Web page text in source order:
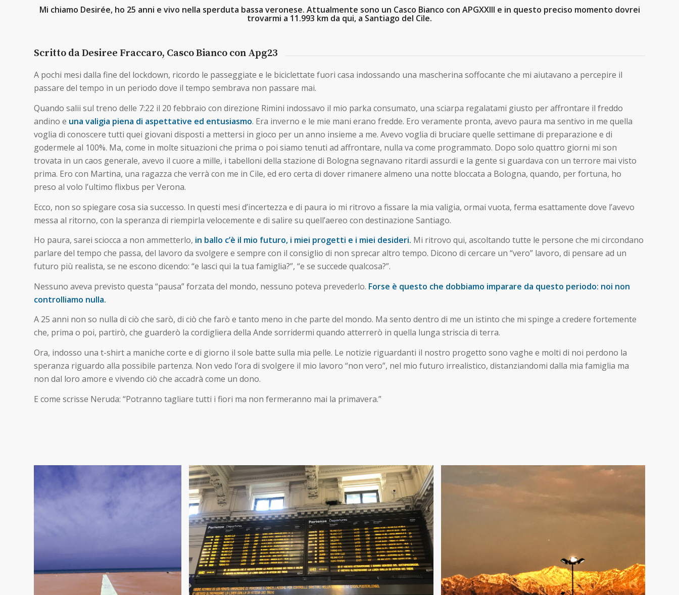
Mi chiamo Desirée, ho 25 anni e vivo nella sperduta bassa veronese. Attualmente sono un Casco Bianco con APGXXIII e in questo preciso momento dovrei
trovarmi a 11.993 km da qui, a Santiago del Cile.
Scritto da Desiree Fraccaro, Casco Bianco con Apg23
A pochi mesi dalla fine del lockdown, ricordo le passeggiate e le biciclettate fuori casa indossando una mascherina soffocante che mi aiutavano a percepire il
passare del tempo in un periodo dove il tempo sembrava non passare mai.
Quando salii sul treno delle 7:22 il 20 febbraio con direzione Rimini indossavo il mio parka consumato, una sciarpa regalatami giusto per affrontare il freddo
andino e una valigia piena di aspettative ed entusiasmo. Era inverno e le mie mani erano fredde. Ero veramente pronta, avevo paura ma sentivo in me quella
voglia di conoscere tutti quei giovani disposti a mettersi in gioco per un anno insieme a me. Avevo voglia di bruciare quelle settimane di preparazione e di
godermele al 100%. Ma, come in molte situazioni che prima o poi siamo tenuti ad affrontare, nulla va come programmato. Dopo solo quattro giorni mi son
trovata in un caos generale, avevo il cuore a mille, i tabelloni della stazione di Bologna segnavano ritardi assurdi e la gente si guardava con un terrore mai visto
prima. Ero con Martina, una ragazza che verrà con me in Cile, ed ero certa di dover rimanere almeno una notte bloccata a Bologna, quando, per fortuna, ho
preso al volo l’ultimo flixbus per Verona.
Ecco, non so spiegare cosa sia successo. In questi mesi d’incertezza e di paura io mi ritrovo a fissare la mia valigia, ormai vuota, ferma esattamente dove l’avevo
messa al ritorno, con la speranza di riempirla velocemente e di salire su quell’aereo con destinazione Santiago.
Ho paura, sarei sciocca a non ammetterlo, in ballo c’è il mio futuro, i miei progetti e i miei desideri. Mi ritrovo qui, ascoltando tutte le persone che mi circondano
parlare del tempo che passa, del lavoro da svolgere e sempre con il consiglio di non sprecar altro tempo. Dicono di cercare un “vero” lavoro, di pensare ad un
futuro più realista, se ne escono dicendo: “e lasci qui la tua famiglia?”, “e se succede qualcosa?”.
Nessuno aveva previsto questa “pausa” forzata del mondo, nessuno poteva prevederlo. Forse è questo che dobbiamo imparare da questo periodo: noi non
controlliamo nulla.
A 25 anni non so nulla di ciò che sarò, di ciò che farò e tanto meno in che parte del mondo. Ma sento dentro di me un istinto che mi spinge a credere fortemente
che, prima o poi, partirò, che guarderò la cordigliera della Ande sorridermi quando atterrerò in quella lunga striscia di terra.
Ora, indosso una t-shirt a maniche corte e di giorno il sole batte sulla mia pelle. Le notizie riguardanti il nostro progetto sono vaghe e molti di noi perdono la
speranza riguardo alla possibile partenza. Non vedo l’ora di svolgere il mio lavoro “non vero”, nel mio futuro irrealistico, distanziandomi dalla mia famiglia ma
non dal loro amore e vivendo ciò che accadrà come un dono.
E come scrisse Neruda: “Potranno tagliare tutti i fiori ma non fermeranno mai la primavera.”